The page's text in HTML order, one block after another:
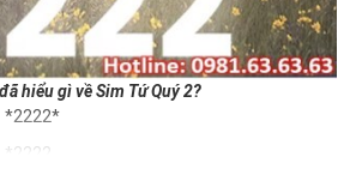
hiểu gì về Sim Tứ Quý 2?
*2222*